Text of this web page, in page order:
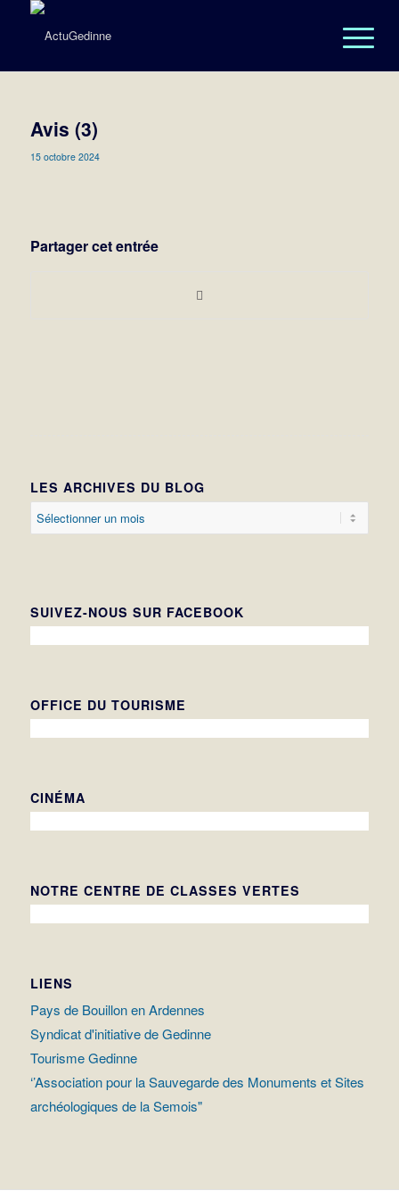
Avis (3)
15 octobre 2024
Partager cet entrée
LES ARCHIVES DU BLOG
SUIVEZ-NOUS SUR FACEBOOK
OFFICE DU TOURISME
CINÉMA
NOTRE CENTRE DE CLASSES VERTES
LIENS
Pays de Bouillon en Ardennes
Syndicat d'initiative de Gedinne
Tourisme Gedinne
‘’Association pour la Sauvegarde des Monuments et Sites
archéologiques de la Semois"